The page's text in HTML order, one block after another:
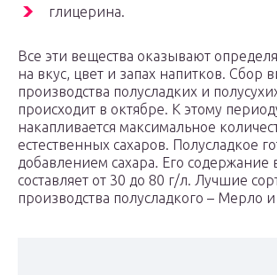
глицерина.
Все эти вещества оказывают
на вкус, цвет и запах напитков. Сбор
производства полусладких и
происходит в октябре. К этому
накапливается максимальное
естественных сахаров. Полусладкое
добавлением сахара. Его содержание
составляет от 30 до 80 г/л. Лучшие
производства полусладкого – Мерло